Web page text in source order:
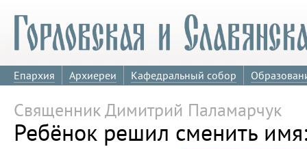
Епархия Архиереи Кафедральный собор
Священник Димитрий Паламарчук
Ребёнок решил сменить